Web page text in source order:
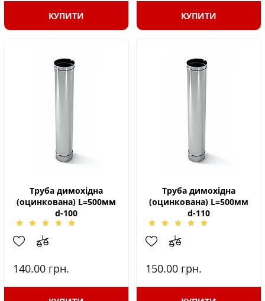
КУПИТИ КУПИТИ
Труба димохідна
(оцинкована) L=500мм
d-100
140.00 грн.
Труба димохідна
(оцинкована) L=500мм
d-110
150.00 грн.